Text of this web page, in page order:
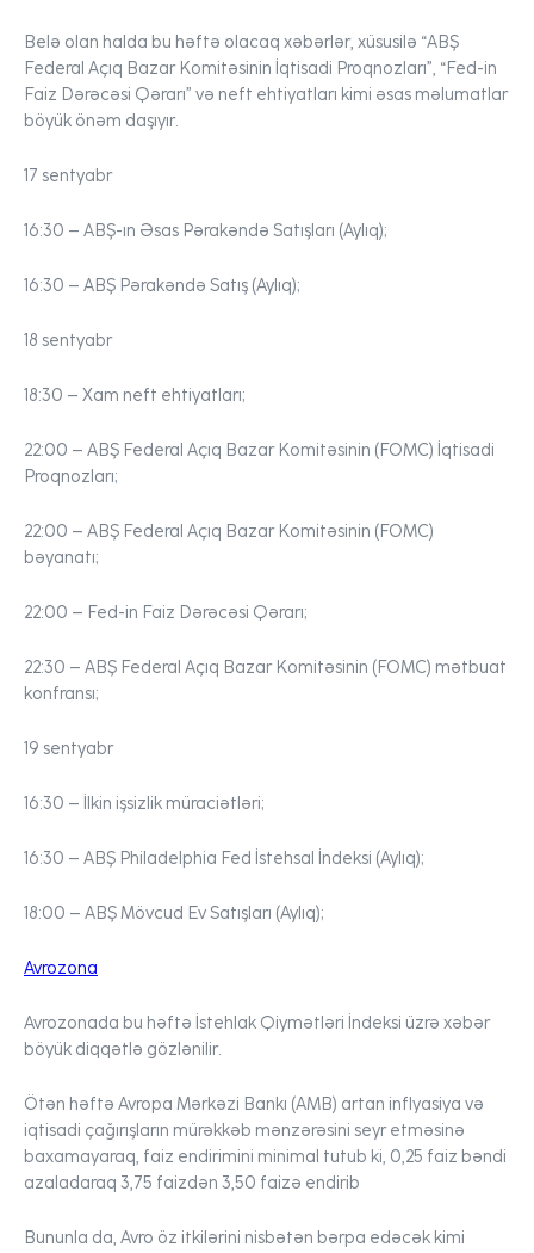
Belə olan halda bu həftə olacaq xəbərlər, xüsusilə “ABŞ
Federal Açıq Bazar Komitəsinin İqtisadi Proqnozları”, “Fed-in
Faiz Dərəcəsi Qərarı” və neft ehtiyatları kimi əsas məlumatlar
böyük önəm daşıyır.
17 sentyabr
16:30 – ABŞ-ın Əsas Pərakəndə Satışları (Aylıq);
16:30 – ABŞ Pərakəndə Satış (Aylıq);
18 sentyabr
18:30 – Xam neft ehtiyatları;
22:00 – ABŞ Federal Açıq Bazar Komitəsinin (FOMC) İqtisadi
Proqnozları;
22:00 – ABŞ Federal Açıq Bazar Komitəsinin (FOMC)
bəyanatı;
22:00 – Fed-in Faiz Dərəcəsi Qərarı;
22:30 – ABŞ Federal Açıq Bazar Komitəsinin (FOMC) mətbuat
konfransı;
19 sentyabr
16:30 – İlkin işsizlik müraciətləri;
16:30 – ABŞ Philadelphia Fed İstehsal İndeksi (Aylıq);
18:00 – ABŞ Mövcud Ev Satışları (Aylıq);
Avrozona
Avrozonada bu həftə İstehlak Qiymətləri İndeksi üzrə xəbər
böyük diqqətlə gözlənilir.
Ötən həftə Avropa Mərkəzi Bankı (AMB) artan inflyasiya və
iqtisadi çağırışların mürəkkəb mənzərəsini seyr etməsinə
baxamayaraq, faiz endirimini minimal tutub ki, 0,25 faiz bəndi
azaladaraq 3,75 faizdən 3,50 faizə endirib
Bununla da, Avro öz itkilərini nisbətən bərpa edəcək kimi